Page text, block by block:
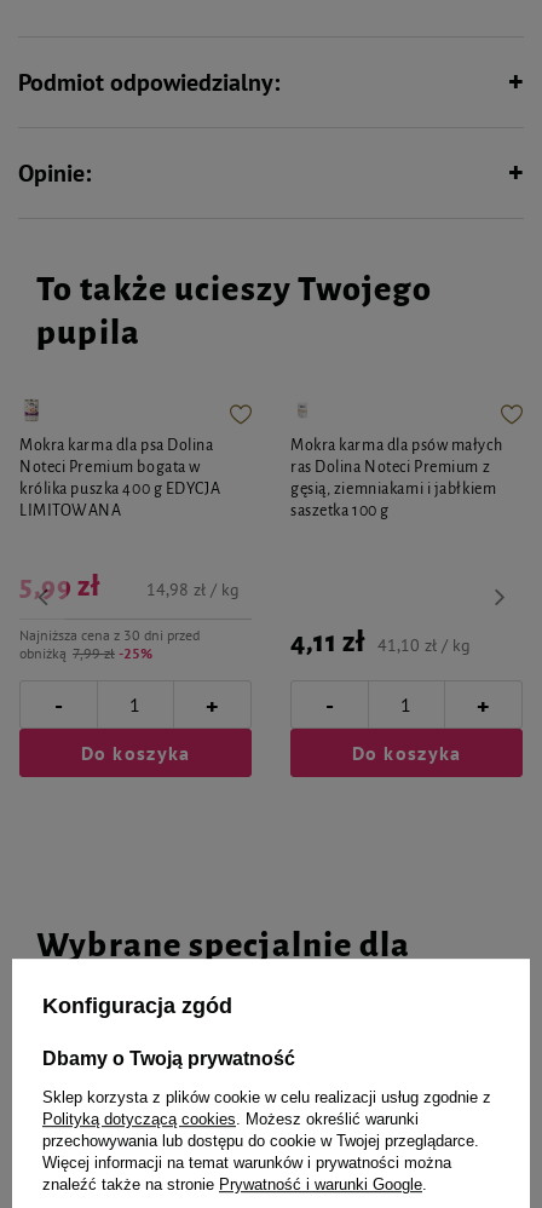
Podmiot odpowiedzialny:
Opinie:
To także ucieszy Twojego
pupila
Mokra karma dla psa Dolina
Noteci Premium bogata w
królika puszka 400 g EDYCJA
LIMITOWANA
Najniższa cena z 30 dni przed
obniżką 7,99 zł -25%
5,99 zł 14,98 zł / kg
- +
Do koszyka
Mokra karma dla psów małych
ras Dolina Noteci Premium z
gęsią, ziemniakami i jabłkiem
saszetka 100 g
4,11 zł 41,10 zł / kg
- +
Do koszyka
Wybrane specjalnie dla
Ciebie i Twojego czworonoga
Zolux sznur miętowy 17 cm
zabawka dla psa
6,99 zł
Trixie Super Strong Patyk
zabawka dla psa, jasnoniebieska
22,2 cm / 5 cm
28,99 zł
Konfiguracja zgód
Dbamy o Twoją prywatność
Sklep korzysta z plików cookie w celu realizacji usług zgodnie z
Polityką dotyczącą cookies . Możesz określić warunki
przechowywania lub dostępu do cookie w Twojej przeglądarce.
Więcej informacji na temat warunków i prywatności można
znaleźć także na stronie Prywatność i warunki Google